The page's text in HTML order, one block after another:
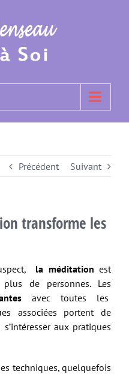
Précédent Suivant
transforme les
la méditation est
de personnes. Les
avec toutes les
associées portent de
aux pratiques
techniques, quelquefois